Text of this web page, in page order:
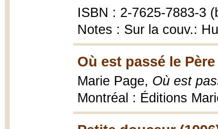
ISBN : 2-7625-7883-3
Notes : Sur la couv.:
Où est passé le
Marie Page, Où est
Montréal : Éditions